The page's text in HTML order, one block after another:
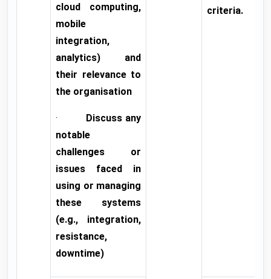
cloud computing,
mobile
integration,
analytics) and
their relevance to
the organisation
· Discuss any
notable
challenges or
issues faced in
using or managing
these systems
(e.g., integration,
resistance,
downtime)
criteria.